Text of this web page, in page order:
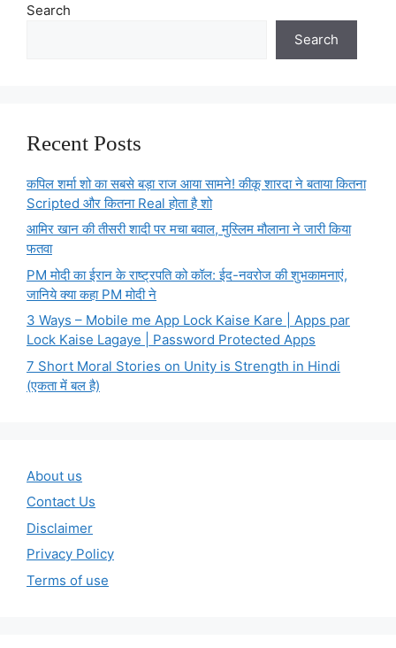
Search
Search
Recent Posts
कपिल शर्मा शो का सबसे बड़ा राज आया सामने! कीकू शारदा ने बताया कितना
Scripted और कितना Real होता है शो
आमिर खान की तीसरी शादी पर मचा बवाल, मुस्लिम मौलाना ने जारी किया
फतवा
PM मोदी का ईरान के राष्ट्रपति को कॉल: ईद-नवरोज की शुभकामनाएं,
जानिये क्या कहा PM मोदी ने
3 Ways – Mobile me App Lock Kaise Kare | Apps par
Lock Kaise Lagaye | Password Protected Apps
7 Short Moral Stories on Unity is Strength in Hindi
(एकता में बल है)
About us
Contact Us
Disclaimer
Privacy Policy
Terms of use